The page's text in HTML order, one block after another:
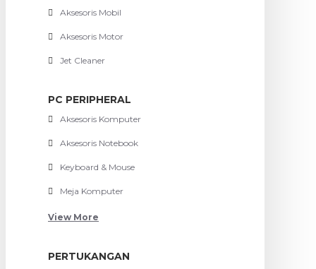
Aksesoris Mobil
Aksesoris Motor
Jet Cleaner
PC PERIPHERAL
Aksesoris Komputer
Aksesoris Notebook
Keyboard & Mouse
Meja Komputer
View More
PERTUKANGAN